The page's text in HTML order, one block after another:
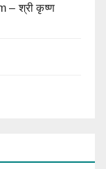
– श्री कृष्ण